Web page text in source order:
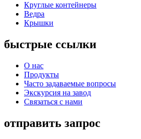
Круглые контейнеры
Ведра
Крышки
быстрые ссылки
О нас
Продукты
Часто задаваемые вопросы
Экскурсия на завод
Связаться с нами
отправить запрос